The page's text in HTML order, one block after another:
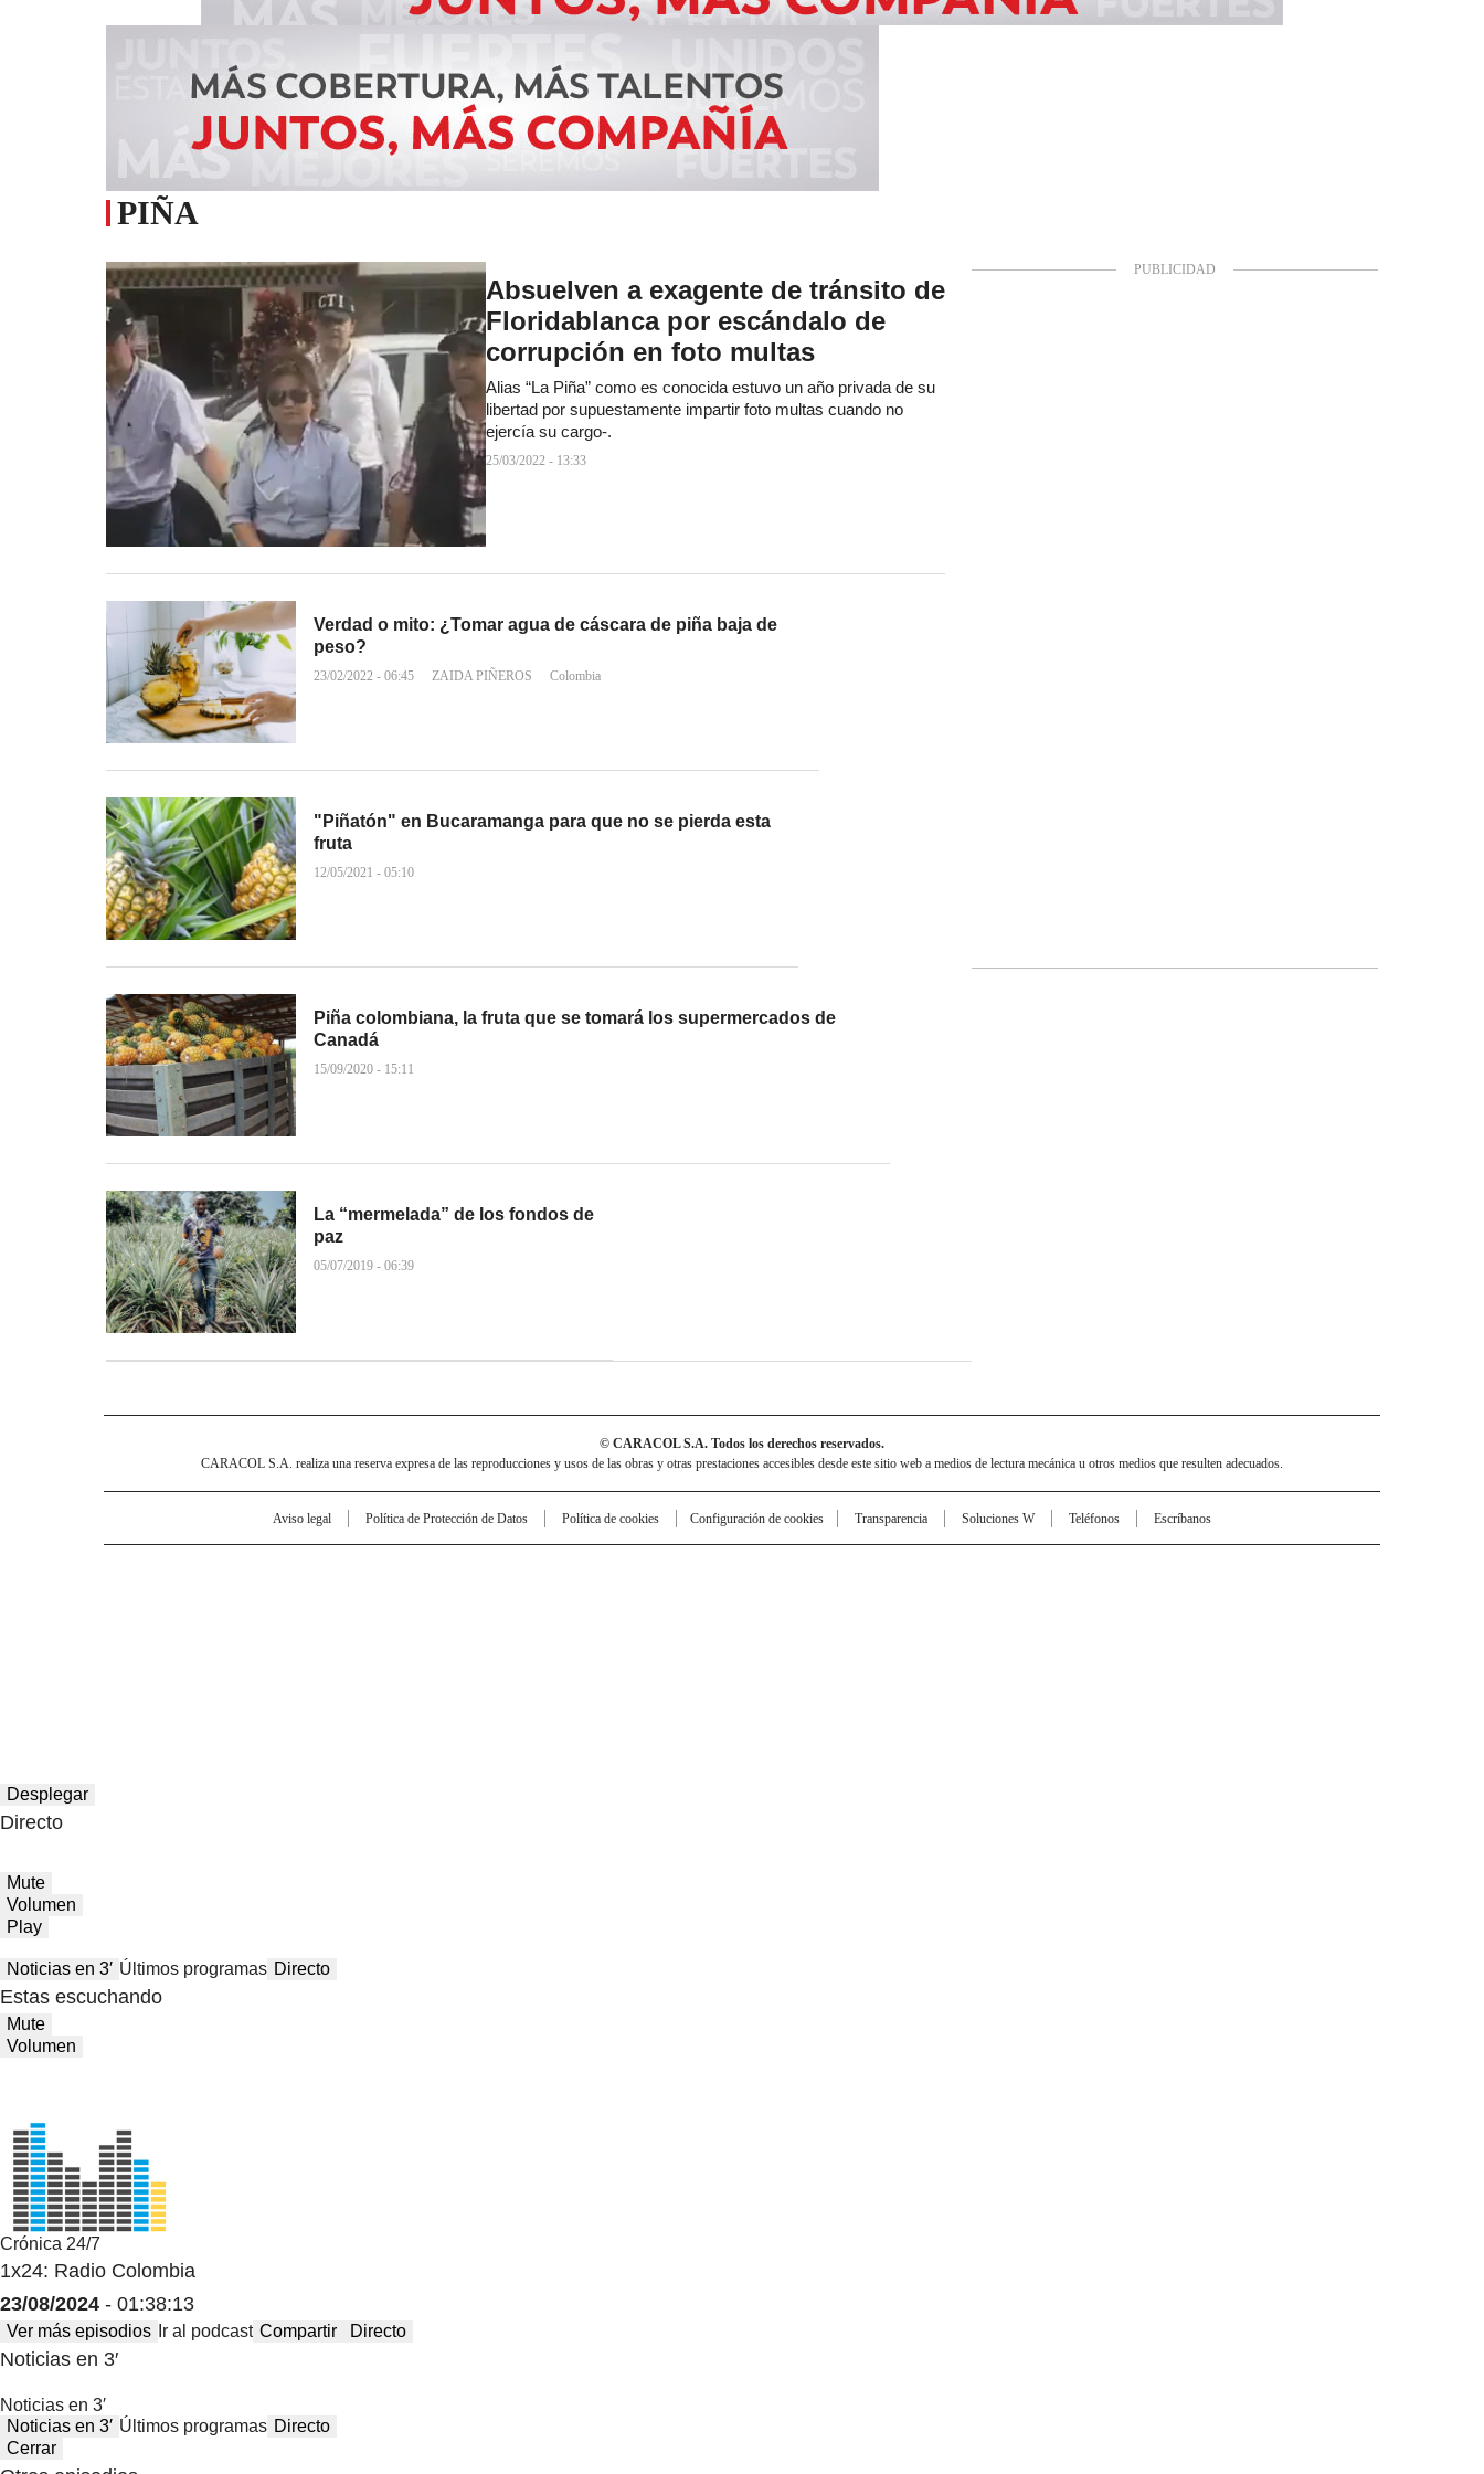
PIÑA
Absuelven a exagente de tránsito de
Floridablanca por escándalo de
corrupción en foto multas
Alias “La Piña” como es conocida estuvo un año privada de su
libertad por supuestamente impartir foto multas cuando no
ejercía su cargo-.
25/03/2022 - 13:33
Verdad o mito: ¿Tomar agua de cáscara de piña baja de
peso?
23/02/2022 - 06:45 ZAIDA PIÑEROS Colombia
"Piñatón" en Bucaramanga para que no se pierda esta
fruta
12/05/2021 - 05:10
Piña colombiana, la fruta que se tomará los supermercados de
Canadá
15/09/2020 - 15:11
La “mermelada” de los fondos de
paz
05/07/2019 - 06:39
© CARACOL S.A. Todos los derechos reservados.
CARACOL S.A. realiza una reserva expresa de las reproducciones y usos de las obras y otras prestaciones accesibles desde este sitio web a medios de lectura mecánica u otros medios que resulten adecuados.
Aviso legal Política de Protección de Datos Política de cookies Configuración de cookies Transparencia Soluciones W Teléfonos Escríbanos
Desplegar
Directo
Mute
Volumen
Play
Noticias en 3′ Últimos programas Directo
Estas escuchando
Mute
Volumen
Crónica 24/7
1x24: Radio Colombia
23/08/2024 - 01:38:13
Ver más episodios Ir al podcast Compartir Directo
Noticias en 3′
Noticias en 3′
Noticias en 3′ Últimos programas Directo
Cerrar